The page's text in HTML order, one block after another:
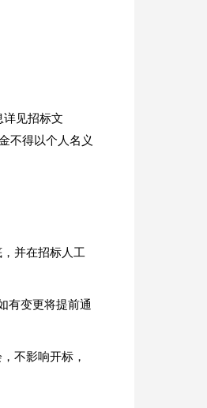
详见招标文
不得以个人名义
并在招标人工
有变更将提前通
不影响开标，